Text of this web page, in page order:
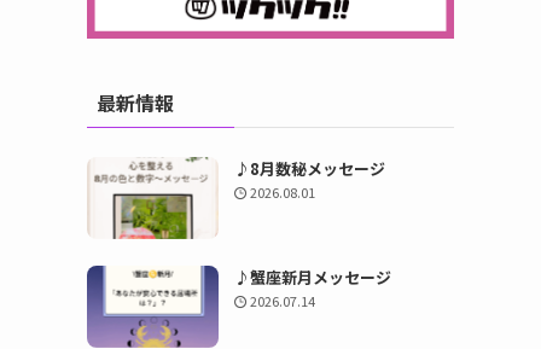
最新情報
♪8月数秘メッセージ
2026.08.01
♪蟹座新月メッセージ
2026.07.14